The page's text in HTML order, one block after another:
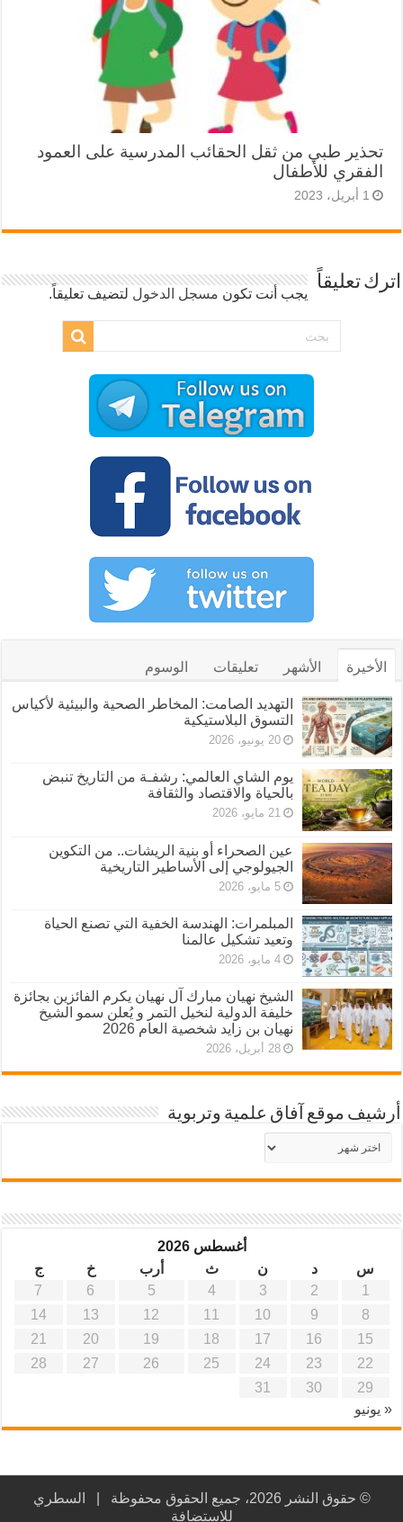
تحذير طبي من ثقل الحقائب المدرسية على العمود
الفقري للأطفال
1 أبريل، 2023
اترك تعليقاً
يجب أنت تكون مسجل الدخول لتضيف تعليقاً.
الأخيرة الأشهر تعليقات الوسوم
التهديد الصامت: المخاطر الصحية والبيئية لأكياس
التسوق البلاستيكية
20 يونيو، 2026
يوم الشاي العالمي: رشفـة من التاريخ تنبض
بالحياة والاقتصاد والثقافة
21 مايو، 2026
عين الصحراء أو بنية الريشات.. من التكوين
الجيولوجي إلى الأساطير التاريخية
5 مايو، 2026
المبلمرات: الهندسة الخفية التي تصنع الحياة
وتعيد تشكيل عالمنا
4 مايو، 2026
الشيخ نهيان مبارك آل نهيان يكرم الفائزين بجائزة
خليفة الدولية لنخيل التمر و يُعلن سمو الشيخ
نهيان بن زايد شخصية العام 2026
28 أبريل، 2026
أرشيف موقع آفاق علمية وتربوية
أرشيف
موقع
أغسطس 2026
س
د ن ث أرب خ
ج
1
2
3
4
5
6
7
8
9
10
11
12
13
14
15
16
17
18
19
20
21
22
23
24
25
26
27
28
29
30
31
« يونيو
© حقوق النشر 2026، جميع الحقوق محفوظة |
السطري
للاستضافة